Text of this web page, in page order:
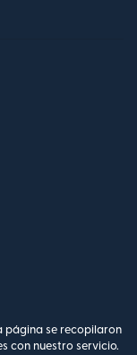
página se recopilaron
con nuestro servicio.